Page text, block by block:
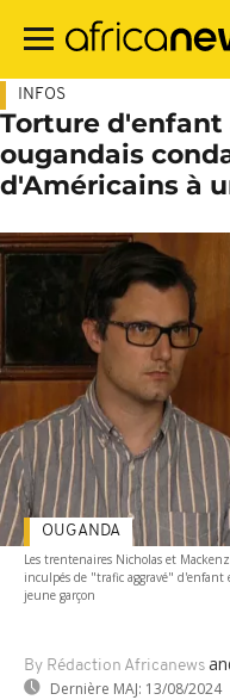
contenu
INFOS
Torture
ougandais
d'Américains à
Les trentenaires Nicholas et
inculpés de "trafic aggravé"
jeune garçon
By Rédaction Africanews
Dernière MAJ: 13/08/2024
OUGANDA